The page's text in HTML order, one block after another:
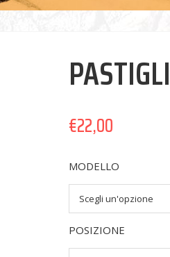
€22,00
MODELLO
POSIZIONE